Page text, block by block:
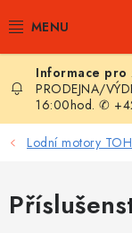
na
E-SHOP
AKČNÍ SLEVY
ZPRAVODAJ
PRODEJNA/
16:00hod. ✆
Lodní motory